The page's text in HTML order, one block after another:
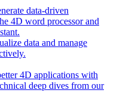
data-driven
4D word processor and
data and manage
4D applications with
deep dives from our